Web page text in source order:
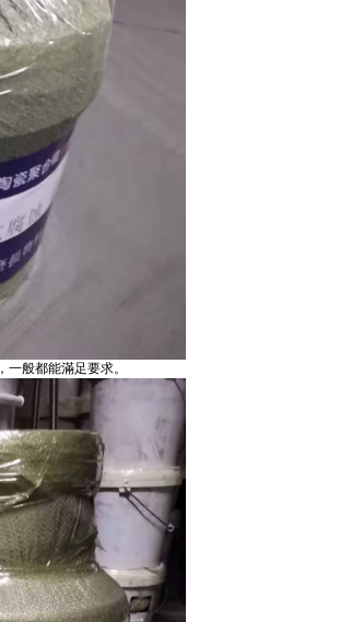
般都能滿足要求。